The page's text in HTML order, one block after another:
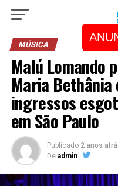
MÚSICA
Malú Lomando
Maria Bethânia
ingressos
em São Paulo
Publicado 2 anos
De admin